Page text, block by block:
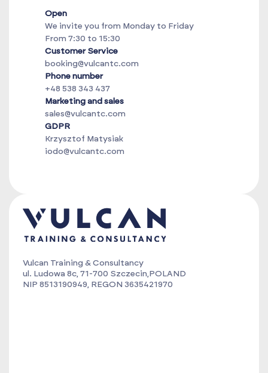
Open
We invite you from Monday to Friday
From 7:30 to 15:30
Customer Service
booking@vulcantc.com
Phone number
+48 538 343 437
Marketing and sales
sales@vulcantc.com
GDPR
Krzysztof Matysiak
iodo@vulcantc.com
Vulcan Training & Consultancy
ul. Ludowa 8c, 71-700 Szczecin,POLAND
NIP 8513190949, REGON 3635421970